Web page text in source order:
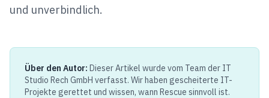
und unverbindlich.
Über den Autor: Dieser Artikel wurde vom Team der IT
Studio Rech GmbH verfasst. Wir haben gescheiterte IT-
Projekte gerettet und wissen, wann Rescue sinnvoll ist.